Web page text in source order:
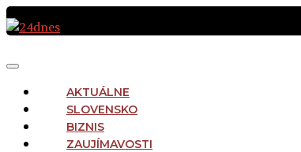
Preskočiť
na
Menu
AKTUÁLNE
SLOVENSKO
BIZNIS
ZAUJÍMAVOSTI